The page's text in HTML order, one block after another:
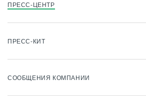
ПРЕСС-ЦЕНТР
ПРЕСС-КИТ
СООБЩЕНИЯ КОМПАНИИ